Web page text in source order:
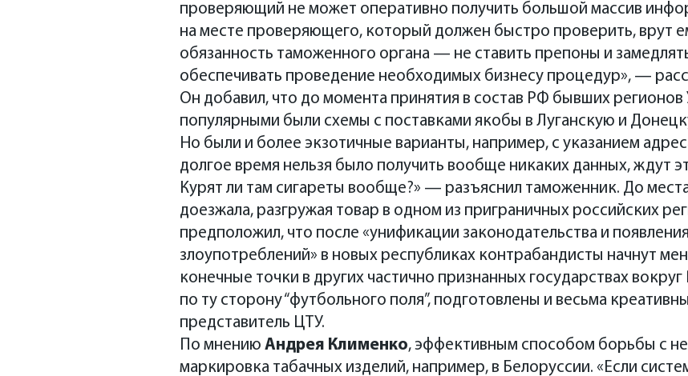
проверяющий не может оперативно получить большой массив
на месте проверяющего, который должен быстро проверить, врут
обязанность таможенного органа — не ставить препоны и
обеспечивать проведение необходимых бизнесу процедур», —
Он добавил, что до момента принятия в состав РФ бывших
популярными были схемы с поставками якобы в Луганскую и
Но были и более экзотичные варианты, например, с указанием
долгое время нельзя было получить вообще никаких данных, ждут
Курят ли там сигареты вообще?» — разъяснил таможенник. До
доезжала, разгружая товар в одном из приграничных российских
предположил, что после «унификации законодательства и
злоупотреблений» в новых республиках контрабандисты начнут
конечные точки в других частично признанных государствах
по ту сторону “футбольного поля”, подготовлены и весьма
представитель ЦТУ.
По мнению Андрея Клименко, эффективным способом борьбы с
маркировка табачных изделий, например, в Белоруссии. «Если